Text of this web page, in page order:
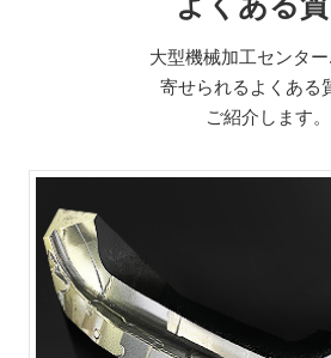
大型機械加工センタ
寄せられるよくある
ご紹介します。